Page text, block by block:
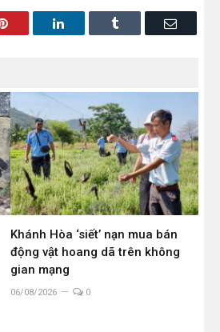
Pinterest LinkedIn Tumblr Email
Khánh Hòa ‘siết’ nạn mua bán
động vật hoang dã trên không
gian mạng
06/08/2026 0